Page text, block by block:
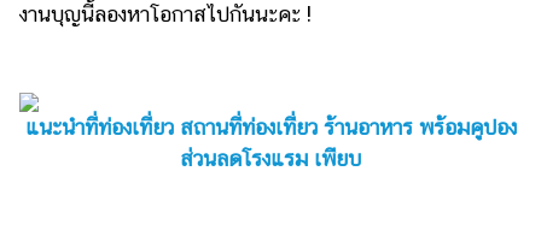
งานบุญนี้ลองหาโอกาสไปกันนะคะ !
แนะนำที่ท่องเที่ยว สถานที่ท่องเที่ยว ร้านอาหาร พร้อมคูปอง
ส่วนลดโรงแรม เพียบ